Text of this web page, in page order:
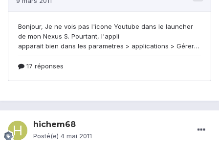
hichem68
Posté(e) 4 mai 2011